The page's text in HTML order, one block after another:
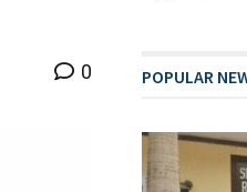
0 POPULAR